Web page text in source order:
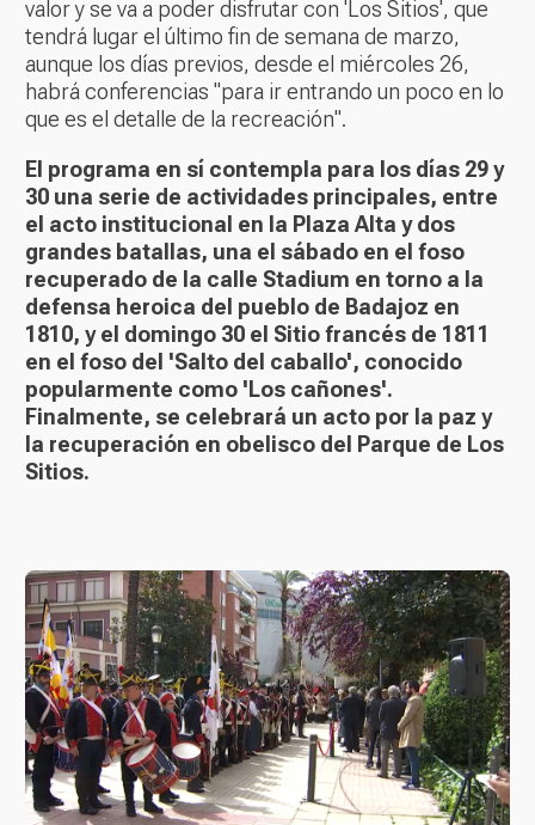
valor y se va a poder disfrutar con 'Los Sitios', que
tendrá lugar el último fin de semana de marzo,
aunque los días previos, desde el miércoles 26,
habrá conferencias "para ir entrando un poco en lo
que es el detalle de la recreación".
El programa en sí contempla para los días 29 y
30 una serie de actividades principales, entre
el acto institucional en la Plaza Alta y dos
grandes batallas, una el sábado en el foso
recuperado de la calle Stadium en torno a la
defensa heroica del pueblo de Badajoz en
1810, y el domingo 30 el Sitio francés de 1811
en el foso del 'Salto del caballo', conocido
popularmente como 'Los cañones'.
Finalmente, se celebrará un acto por la paz y
la recuperación en obelisco del Parque de Los
Sitios.